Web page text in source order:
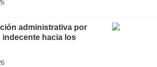
administrativa por
hacia los